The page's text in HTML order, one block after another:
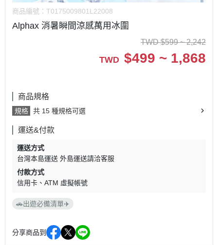
商品編號： T0175009801L22008
Alphax 消暑瞬間涼感萬用冰圍
TWD $599 ~ 2,242
TWD $499 ~ 1,868
商品規格
規格 共 15 種規格可選
運送&付款
運送方式
台灣本島運送 外島運送請洽客服
付款方式
信用卡
ATM 虛擬帳號
🚗出遊必備清單✈️
分享商品到